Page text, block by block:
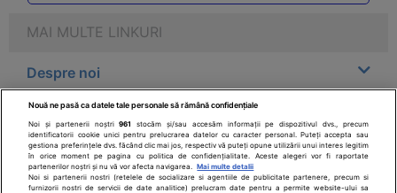
MAI MULTE LINKURI
Despre noi
Legal
Drepturile consumatorului
Nouă ne pasă ca datele tale personale să rămână confidențiale
Noi și partenerii noștri961
stocăm și/sau accesăm informații pe dispozitivul dvs., precum
identificatorii cookie unici pentru prelucrarea datelor cu caracter personal. Puteți accepta sau
gestiona preferințele dvs. făcând clic mai jos, respectiv vă puteți opune utilizării unui interes legitim
în orice moment pe pagina cu politica de confidențialitate. Aceste alegeri vor fi raportate
partenerilor noștri și nu vă vor afecta navigarea.
Mai multe detalii
Noi si partenerii nostri (retelele de socializare si agentiile de publicitate partenere, precum si
furnizorii nostri de servicii de date analitice) prelucram date pentru a permite website-ului sa